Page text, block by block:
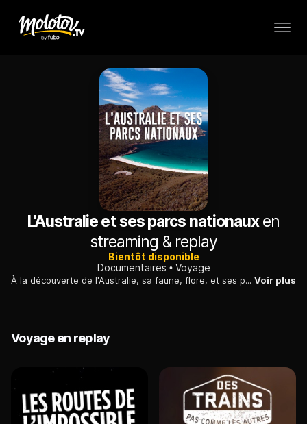
L'Australie et ses parcs nationauxen
streaming & replay
Bientôt disponible
Documentaires
Voyage
À la découverte de l'Australie, sa faune, flore, et ses parcs nationaux. Voir plus
Voyage en replay